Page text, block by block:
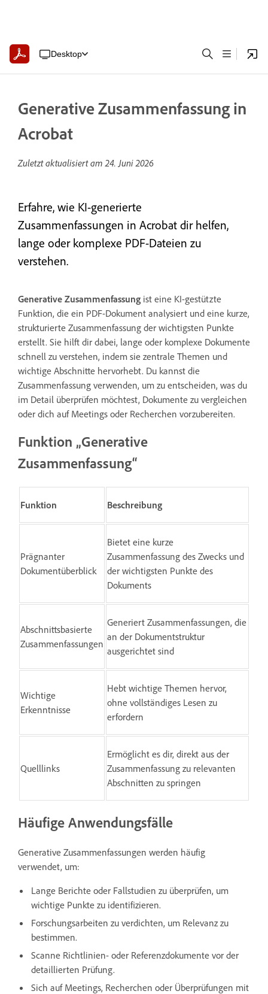
Desktop
Generative Zusammenfassung in
Acrobat
Zuletzt aktualisiert am24. Juni 2026
Erfahre, wie KI-generierte
Zusammenfassungen in Acrobat dir helfen,
lange oder komplexe PDF-Dateien zu
verstehen.
Generative Zusammenfassung ist eine KI-gestützte
Funktion, die ein PDF-Dokument analysiert und eine kurze,
strukturierte Zusammenfassung der wichtigsten Punkte
erstellt. Sie hilft dir dabei, lange oder komplexe Dokumente
schnell zu verstehen, indem sie zentrale Themen und
wichtige Abschnitte hervorhebt. Du kannst die
Zusammenfassung verwenden, um zu entscheiden, was du
im Detail überprüfen möchtest, Dokumente zu vergleichen
oder dich auf Meetings oder Recherchen vorzubereiten.
Funktion „Generative
Zusammenfassung“
Funktion Beschreibung
Prägnanter
Dokumentüberblick
Bietet eine kurze
Zusammenfassung des Zwecks und
der wichtigsten Punkte des
Dokuments
Abschnittsbasierte
Zusammenfassungen
Generiert Zusammenfassungen, die
an der Dokumentstruktur
ausgerichtet sind
Wichtige
Erkenntnisse
Hebt wichtige Themen hervor,
ohne vollständiges Lesen zu
erfordern
Quelllinks
Ermöglicht es dir, direkt aus der
Zusammenfassung zu relevanten
Abschnitten zu springen
Häufige Anwendungsfälle
Generative Zusammenfassungen werden häufig
verwendet, um:
Lange Berichte oder Fallstudien zu überprüfen, um
wichtige Punkte zu identifizieren.
Forschungsarbeiten zu verdichten, um Relevanz zu
bestimmen.
Scanne Richtlinien- oder Referenzdokumente vor der
detaillierten Prüfung.
Sich auf Meetings, Recherchen oder Überprüfungen mit